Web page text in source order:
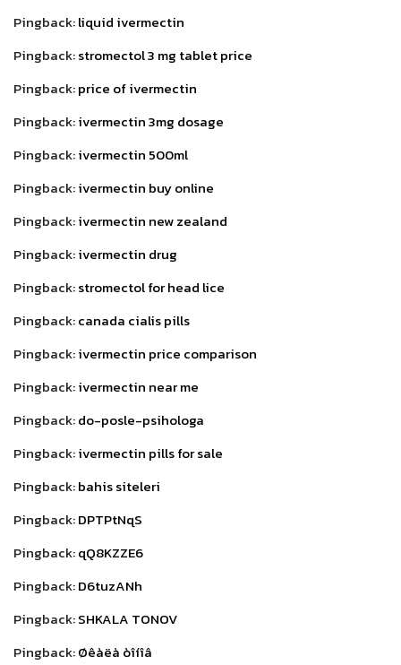
Pingback:liquid ivermectin
Pingback:stromectol 3 mg tablet price
Pingback:price of ivermectin
Pingback:ivermectin 3mg dosage
Pingback:ivermectin 500ml
Pingback:ivermectin buy online
Pingback:ivermectin new zealand
Pingback:ivermectin drug
Pingback:stromectol for head lice
Pingback:canada cialis pills
Pingback:ivermectin price comparison
Pingback:ivermectin near me
Pingback:do-posle-psihologa
Pingback:ivermectin pills for sale
Pingback:bahis siteleri
Pingback:DPTPtNqS
Pingback:qQ8KZZE6
Pingback:D6tuzANh
Pingback:SHKALA TONOV
Pingback:Øêàëà òîíîâ